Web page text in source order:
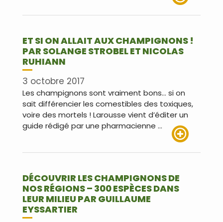
ET SI ON ALLAIT AUX CHAMPIGNONS !
PAR SOLANGE STROBEL ET NICOLAS
RUHIANN
3 octobre 2017
Les champignons sont vraiment bons… si on
sait différencier les comestibles des toxiques,
voire des mortels ! Larousse vient d’éditer un
guide rédigé par une pharmacienne …
DÉCOUVRIR LES CHAMPIGNONS DE
NOS RÉGIONS – 300 ESPÈCES DANS
LEUR MILIEU PAR GUILLAUME
EYSSARTIER